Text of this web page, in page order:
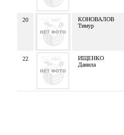
20
КОНОВАЛОВ
Тимур
22
ИЩЕНКО
Данила